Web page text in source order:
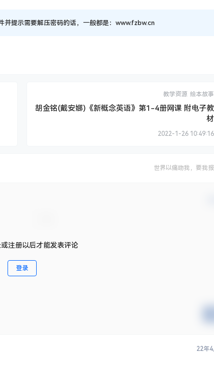
并提示需要解压密码的话，一般都是：www.fzbw.cn
教学资源 绘本故事
胡金铭(戴安娜)《新概念英语》第1-4册网课 附电子教
材
2022-1-26 10:49:16
世界以痛吻我，要我
注册以后才能发表评论
登录
22年